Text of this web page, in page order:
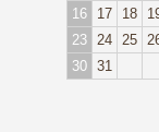
16
17 18
23
24 25
30 31